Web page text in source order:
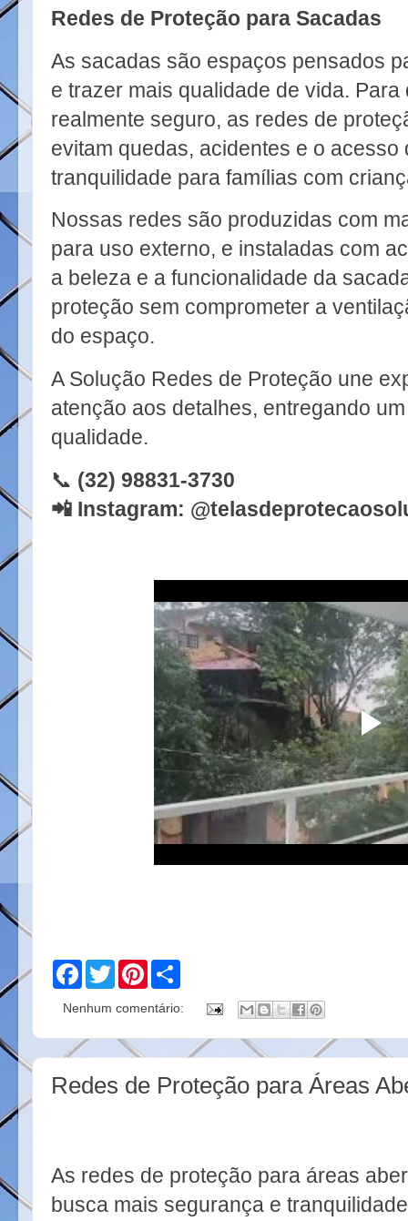
Redes de Proteção para Sacadas
As sacadas são espaços pensados
e trazer mais qualidade de vida.
realmente seguro, as redes de
evitam quedas, acidentes e o
tranquilidade para famílias com
Nossas redes são produzidas com
para uso externo, e instaladas com
a beleza e a funcionalidade da
proteção sem comprometer a
do espaço.
A Solução Redes de Proteção une
atenção aos detalhes, entregando
qualidade.
📞 (32) 98831-3730
📲 Instagram:
F
e
o
T
w
t
e
P
t
r
t
r
Nenhum comentário:
Redes de Proteção para Áreas
As redes de proteção para áreas
busca mais segurança e